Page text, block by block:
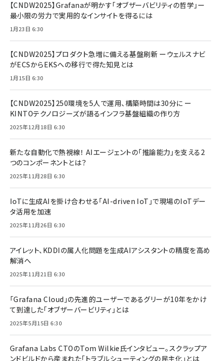
【CNDW2025】Grafanaが明かす「オブザーバビリティの哲学」ー
最小限の労力で実用的なインサイトを得るには
1月23日 6:30
【CNDW2025】プロダクト急増に備える基盤刷新 ーウェルスナビ
がECSからEKSへの移行で得た知見とは
1月15日 6:30
【CNDW2025】250環境を5人で運用、構築時間は30分に ー
KINTOテクノロジーズが語るインフラ基盤組織の作り方
2025年12月18日 6:30
新たな自動化で熱視線！ AIエージェントの「推論能力」を支える2
つのコンポーネントとは？
2025年11月28日 6:30
IoTに生成AIを掛け合わせる「AI-driven IoT」で現場のIoTデー
タ活用を加速
2025年11月26日 6:30
アイレット、KDDIの属人化問題を生成AIアシスタントの精度を高め
解消へ
2025年11月21日 6:30
「Grafana Cloud」の先進的ユーザーであるグリーが10年をかけ
て到達した「オブザーバービリティ」とは
2025年5月15日 6:30
Grafana Labs CTOのTom Wilkie氏インタビュー。スクラップア
ンドビルドから産まれた「トラブルシューティングの民主化」とは